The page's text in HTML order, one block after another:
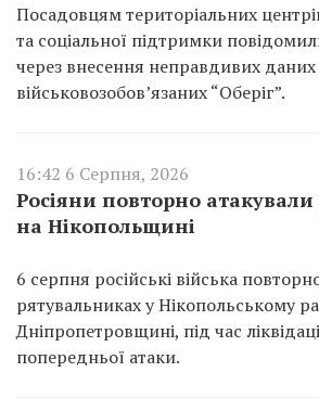
Посадовцям територіальних
та соціальної підтримки
через внесення неправдивих
військовозобов’язаних “Оберіг”.
16:42 6 Серпня, 2026
Росіяни повторно атакували
на Нікопольщині
6 серпня російські війська
рятувальниках у Нікопольському
Дніпропетровщині, під час
попередньої атаки.